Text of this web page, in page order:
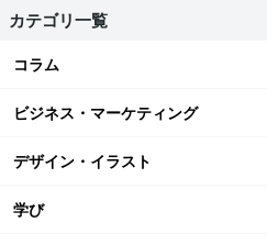
カテゴリ一覧
コラム
ビジネス・マーケティング
デザイン・イラスト
学び